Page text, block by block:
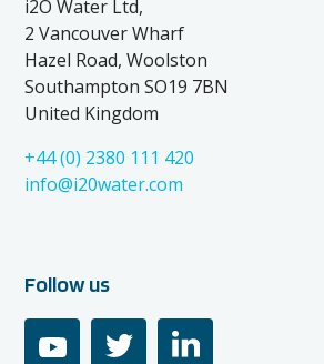
i2O Water Ltd,
2 Vancouver Wharf
Hazel Road, Woolston
Southampton SO19 7BN
United Kingdom
+44 (0) 2380 111 420
info@i20water.com
Follow us
youtube linkedin